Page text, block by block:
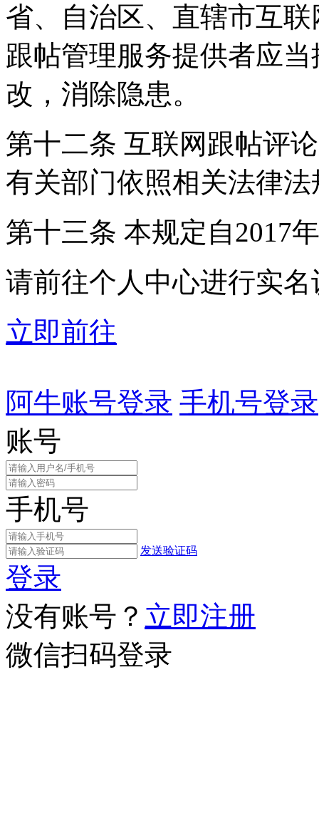
省、自治区、直辖市互
跟帖管理服务提供者应
改，消除隐患。
第十二条 互联网跟帖评
有关部门依照相关法律
第十三条 本规定自2017
请前往个人中心进行实名
立即前往
阿牛账号登录 手机号登录
账号
手机号
发送验证码
登录
没有账号？ 立即注册
微信扫码登录